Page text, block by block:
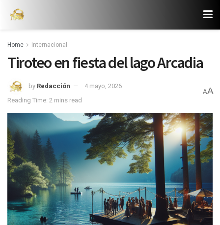
Home Internacional
Tiroteo en fiesta del lago Arcadia
by Redacción
4 mayo, 2026
Reading Time: 2 mins read
AA